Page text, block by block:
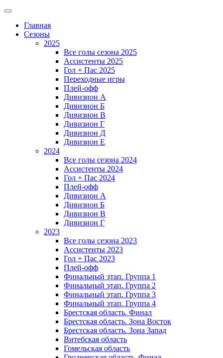
Главная
Сезоны
2025
Все голы сезона 2025
Ассистенты 2025
Гол + Пас 2025
Переходные игры
Плей-офф
Дивизион A
Дивизион Б
Дивизион В
Дивизион Г
Дивизион Д
Дивизион Е
2024
Все голы сезона 2024
Ассистенты 2024
Гол + Пас 2024
Плей-офф
Дивизион A
Дивизион Б
Дивизион В
Дивизион Г
2023
Все голы сезона 2023
Ассистенты 2023
Гол + Пас 2023
Плей-офф
Финальный этап. Группа 1
Финальный этап. Группа 2
Финальный этап. Группа 3
Финальный этап. Группа 4
Брестская область. Финал
Брестская область. Зона Восток
Брестская область. Зона Запад
Витебская область
Гомельская область